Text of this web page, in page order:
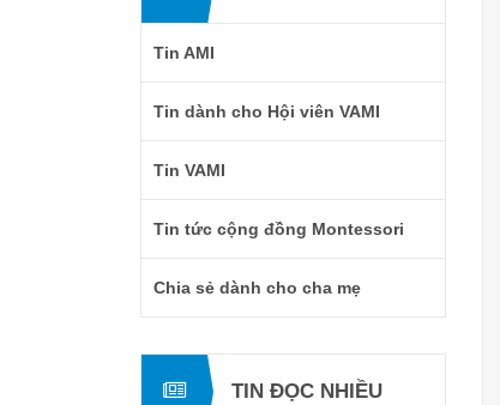
Tin AMI
Tin dành cho Hội viên VAMI
Tin VAMI
Tin tức cộng đồng Montessori
Chia sẻ dành cho cha mẹ
TIN ĐỌC NHIỀU